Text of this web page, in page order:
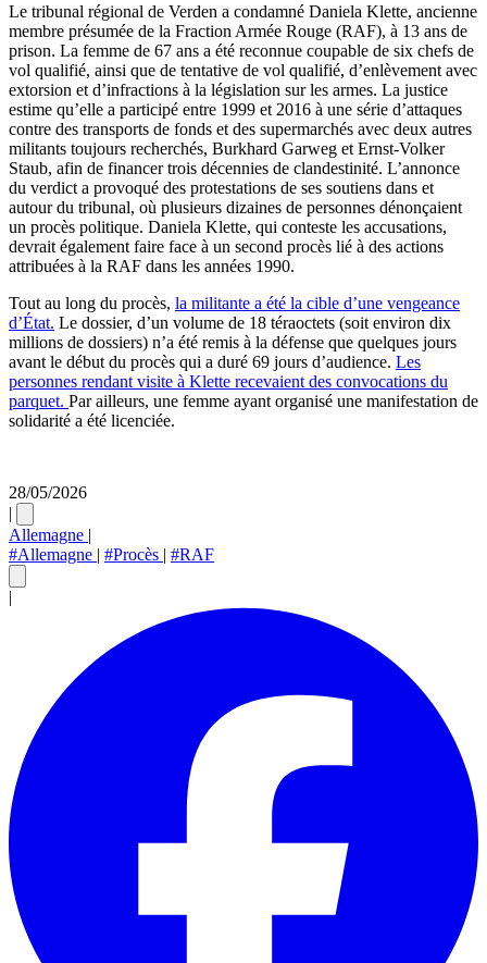
Le tribunal régional de Verden a condamné Daniela Klette, ancienne
membre présumée de la Fraction Armée Rouge (RAF), à 13 ans de
prison. La femme de 67 ans a été reconnue coupable de six chefs de
vol qualifié, ainsi que de tentative de vol qualifié, d’enlèvement avec
extorsion et d’infractions à la législation sur les armes. La justice
estime qu’elle a participé entre 1999 et 2016 à une série d’attaques
contre des transports de fonds et des supermarchés avec deux autres
militants toujours recherchés, Burkhard Garweg et Ernst-Volker
Staub, afin de financer trois décennies de clandestinité. L’annonce
du verdict a provoqué des protestations de ses soutiens dans et
autour du tribunal, où plusieurs dizaines de personnes dénonçaient
un procès politique. Daniela Klette, qui conteste les accusations,
devrait également faire face à un second procès lié à des actions
attribuées à la RAF dans les années 1990.
Tout au long du procès, la militante a été la cible d’une vengeance
d’État. Le dossier, d’un volume de 18 téraoctets (soit environ dix
millions de dossiers) n’a été remis à la défense que quelques jours
avant le début du procès qui a duré 69 jours d’audience. Les
personnes rendant visite à Klette recevaient des convocations du
parquet. Par ailleurs, une femme ayant organisé une manifestation de
solidarité a été licenciée.
En cliquant, vous acceptez le chargement de contenu depuis un
28/05/2026
|
Allemagne |
#Allemagne | #Procès | #RAF
|